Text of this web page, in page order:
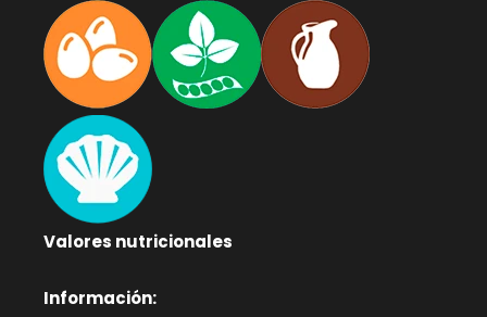
Valores nutricionales
Información: